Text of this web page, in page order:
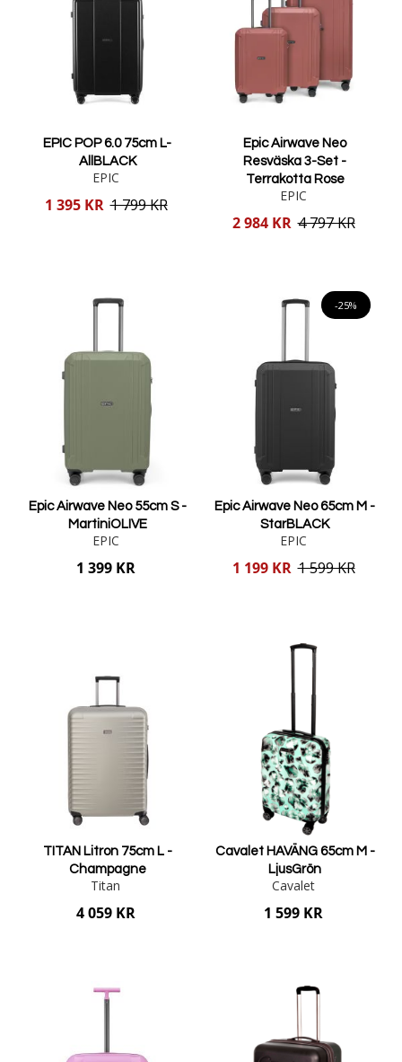
EPIC POP 6.0 75cm L-
AllBLACK
EPIC
Reducerat
1 395 KR 1 799 KR
Epic Airwave Neo
Resväska 3-Set -
Terrakotta Rose
EPIC
Reducerat
2 984 KR 4 797 KR
Epic Airwave Neo 55cm S -
MartiniOLIVE
EPIC
1 399 KR
-25%
Epic Airwave Neo 65cm M -
StarBLACK
EPIC
Reducerat
1 199 KR 1 599 KR
TITAN Litron 75cm L -
Champagne
Titan
4 059 KR
Cavalet HAVÄNG 65cm M -
LjusGrön
Cavalet
1 599 KR